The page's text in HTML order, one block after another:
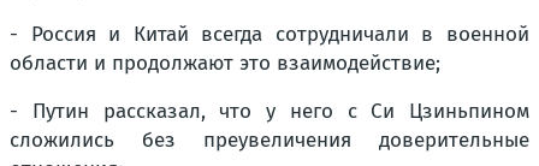
- Россия и Китай всегда сотрудничали в военной
области и продолжают это взаимодействие;
- Путин рассказал, что у него с Си Цзиньпином
сложились без преувеличения доверительные